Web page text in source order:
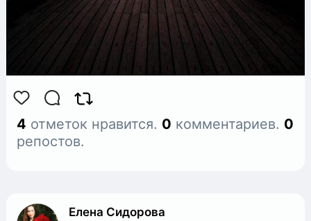
4 отметок нравится. 0 комментариев. 0
репостов.
Елена Сидорова